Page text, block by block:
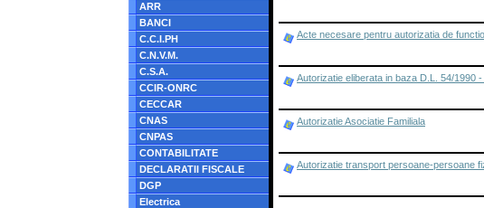
ARR
BANCI
C.C.I.PH
C.N.V.M.
C.S.A.
CCIR-ONRC
CECCAR
CNAS
CNPAS
CONTABILITATE
DECLARATII FISCALE
DGP
Electrica
Acte necesare pentru autorizatia de
Autorizatie eliberata in baza D.L. 54/1990
Autorizatie Asociatie Familiala
Autorizatie transport persoane-persoane